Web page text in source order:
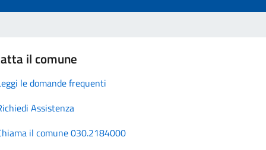
il comune
le domande frequenti
Assistenza
il comune 030.2184000